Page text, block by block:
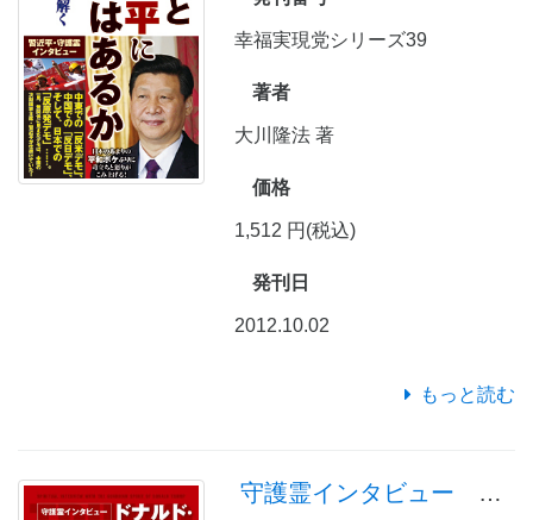
幸福実現党シリーズ39
著者
大川隆法 著
価格
1,512 円(税込)
発刊日
2012.10.02
もっと読む
守護霊インタビュー ドナルド・トランプ